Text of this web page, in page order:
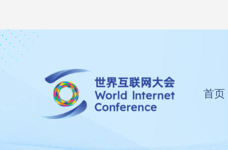
首页